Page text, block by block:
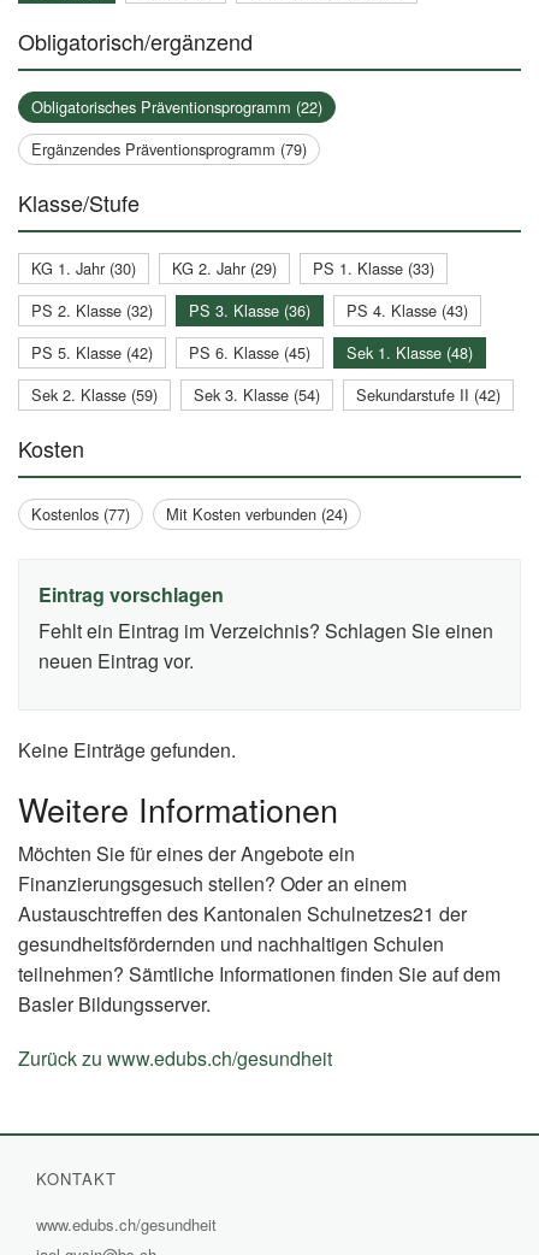
Keine Einträge gefunden.
Weitere Informationen
Möchten Sie für eines der Angebote ein
Finanzierungsgesuch stellen? Oder an einem
Austauschtreffen des Kantonalen Schulnetzes21 der
gesundheitsfördernden und nachhaltigen Schulen
teilnehmen? Sämtliche Informationen finden Sie auf dem
Basler Bildungsserver.
Zurück zu www.edubs.ch/gesundheit
Obligatorisch/ergänzend
Obligatorisches Präventionsprogramm (22)
Ergänzendes Präventionsprogramm (79)
Klasse/Stufe
KG 1. Jahr (30) KG 2. Jahr (29)
PS 1. Klasse (33)
PS 2. Klasse (32)
PS 3. Klasse (36)
PS 4. Klasse (43)
PS 5. Klasse (42)
PS 6. Klasse (45)
Sek 1. Klasse (48)
Sek 2. Klasse (59)
Sek 3. Klasse (54) Sekundarstufe II (42)
Kosten
Kostenlos (77) Mit Kosten verbunden (24)
Eintrag vorschlagen
Fehlt ein Eintrag im Verzeichnis? Schlagen Sie einen
neuen Eintrag vor.
KONTAKT
www.edubs.ch/gesundheit